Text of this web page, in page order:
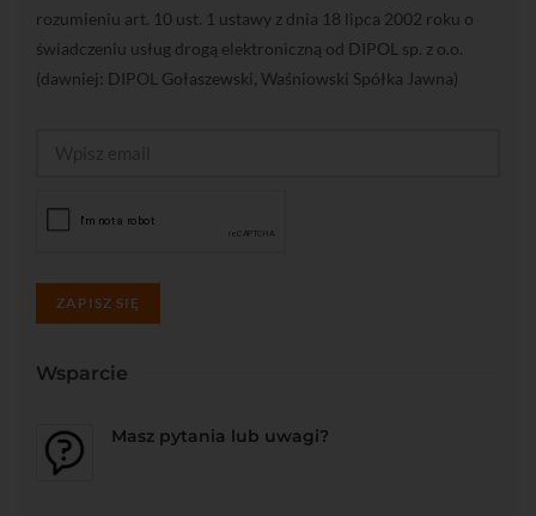
rozumieniu art. 10 ust. 1 ustawy z dnia 18 lipca 2002 roku o
świadczeniu usług drogą elektroniczną od DIPOL sp. z o.o.
(dawniej: DIPOL Gołaszewski, Waśniowski Spółka Jawna)
ZAPISZ SIĘ
Wsparcie
Masz pytania lub uwagi?